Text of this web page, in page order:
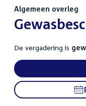
Algemeen overleg
:
De vergadering is